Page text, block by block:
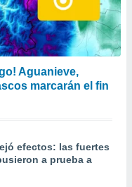
Aguanieve,
marcarán el fin
efectos: las fuertes
a prueba a